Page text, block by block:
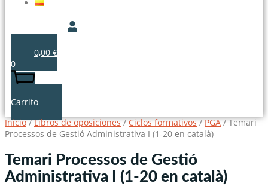
0,00 €
0
Carrito
Inicio/Libros de oposiciones/Ciclos formativos/PGA/ Temari
Processos de Gestió Administrativa I (1-20 en català)
Temari Processos de Gestió
Administrativa I (1-20 en català)